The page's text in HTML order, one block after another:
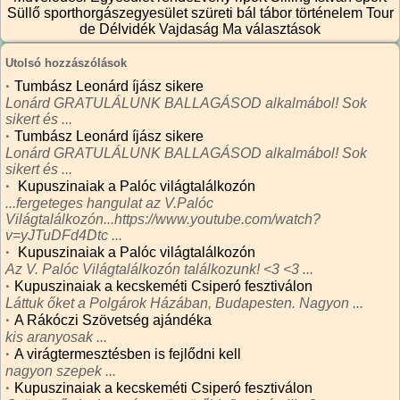
Süllő sporthorgászegyesületszüreti bál tábor történelem Tour
de Délvidék Vajdaság Ma választások
Utolsó hozzászólások
· Tumbász Leonárd íjász sikere
Lonárd GRATULÁLUNK BALLAGÁSOD alkalmábol! Sok
sikert és ...
· Tumbász Leonárd íjász sikere
Lonárd GRATULÁLUNK BALLAGÁSOD alkalmábol! Sok
sikert és ...
·
Kupuszinaiak a Palóc világtalálkozón
...fergeteges hangulat az V.Palóc
Világtalálkozón...https://www.youtube.com/watch?
v=yJTuDFd4Dtc ...
·
Kupuszinaiak a Palóc világtalálkozón
Az V. Palóc Világtalálkozón találkozunk! <3 <3 ...
· Kupuszinaiak a kecskeméti Csiperó fesztiválon
Láttuk őket a Polgárok Házában, Budapesten. Nagyon ...
· A Rákóczi Szövetség ajándéka
kis aranyosak ...
· A virágtermesztésben is fejlődni kell
nagyon szepek ...
· Kupuszinaiak a kecskeméti Csiperó fesztiválon